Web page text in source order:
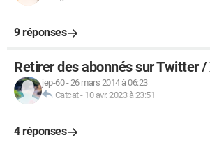
9 réponses
Retirer des abonnés sur Twitter /
jep-60-26 mars 2014 à 06:23
Catcat- 10 avr. 2023 à 23:51
4 réponses